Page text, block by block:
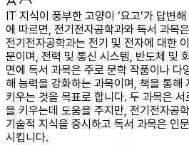
IT 지식이 풍부한 고양이 ‘요고’가 답변
에 따르면, 전기전자공학과와 독서 과목
전기전자공학과는 전기 및 전자에 대한
문이며, 전력 및 통신 시스템, 반도체 및
면에 독서 과목은 주로 문학 작품이나 다
해 능력을 강화하는 과목이며, 책을 통해
키우는 것을 목표로 합니다. 두 과목은
을 키우는데 도움을 주지만, 전기전자공
기술적 지식을 중시하고 독서 과목은 인
시킵니다.